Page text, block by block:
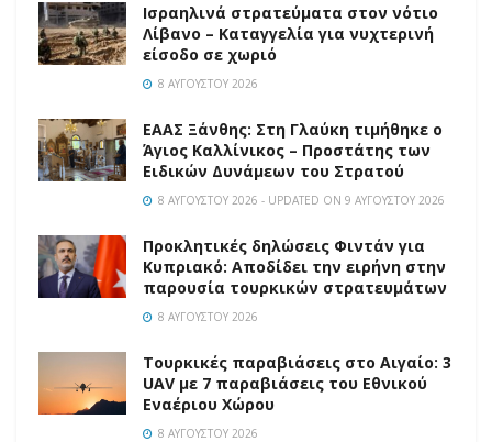
Ισραηλινά στρατεύματα στον νότιο
Λίβανο – Καταγγελία για νυχτερινή
είσοδο σε χωριό
8 ΑΥΓΟΎΣΤΟΥ 2026
EAAΣ Ξάνθης: Στη Γλαύκη τιμήθηκε ο
Άγιος Καλλίνικος – Προστάτης των
Ειδικών Δυνάμεων του Στρατού
8 ΑΥΓΟΎΣΤΟΥ 2026 - UPDATED ON 9 ΑΥΓΟΎΣΤΟΥ 2026
Προκλητικές δηλώσεις Φιντάν για
Κυπριακό: Αποδίδει την ειρήνη στην
παρουσία τουρκικών στρατευμάτων
8 ΑΥΓΟΎΣΤΟΥ 2026
Τουρκικές παραβιάσεις στο Αιγαίο: 3
UAV με 7 παραβιάσεις του Εθνικού
Εναέριου Χώρου
8 ΑΥΓΟΎΣΤΟΥ 2026